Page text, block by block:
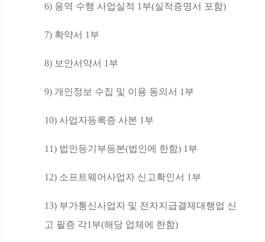
6) 용역 수행 사업실적 1 부(실적증명서 포함)
7) 확약서 1 부
8) 보안서약서 1 부
9) 개인정보 수집 및 이용 동의서 1 부
10) 사업자등록증 사본 1 부
11) 법인등기부등본(법인에 한함) 1 부
12) 소프트웨어사업자 신고확인서 1 부
13) 부가통신사업자 및 전자지급결제대행업 신
고 필증 각1 부(해당 업체에 한함)